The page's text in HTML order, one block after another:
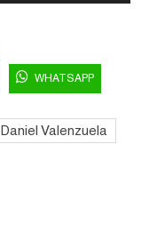
WHATSAPP
Daniel Valenzuela